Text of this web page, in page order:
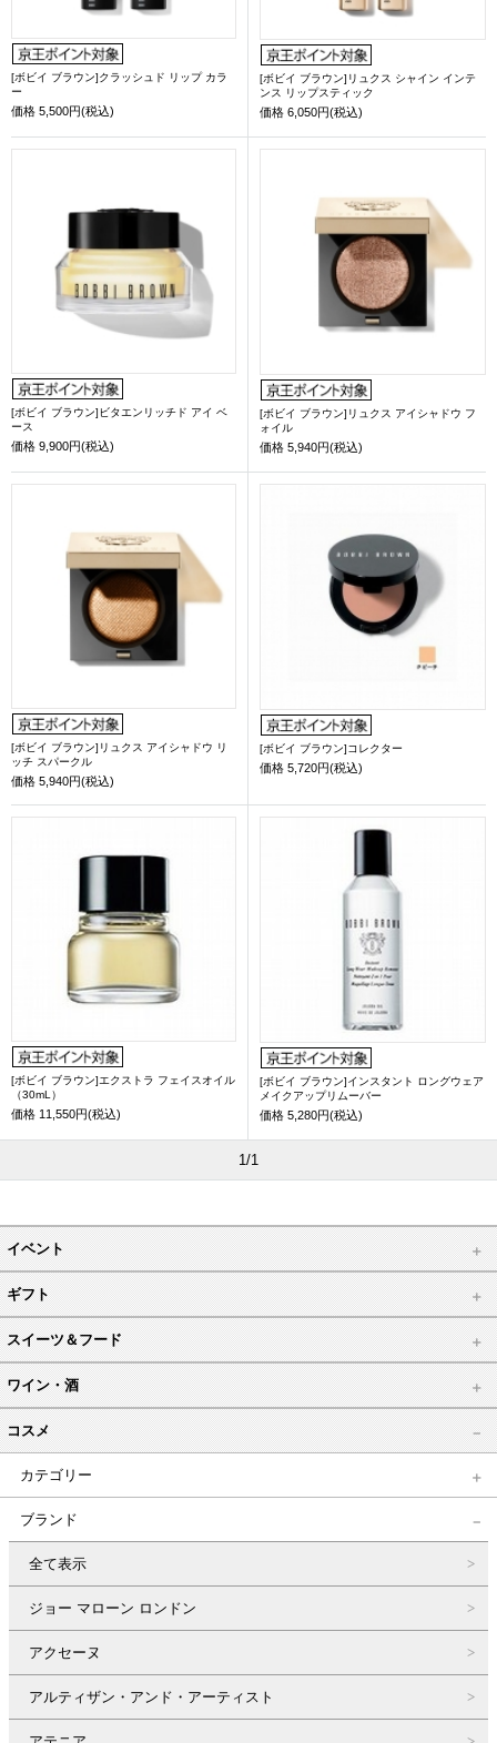
[ボビイ ブラウン]クラッシュド リップ カラ
ー
価格 5,500円(税込)
[ボビイ ブラウン]リュクス シャイン インテ
ンス リップスティック
価格 6,050円(税込)
[ボビイ ブラウン]ビタエンリッチド アイ ベ
ース
価格 9,900円(税込)
[ボビイ ブラウン]リュクス アイシャドウ フ
ォイル
価格 5,940円(税込)
[ボビイ ブラウン]リュクス アイシャドウ リ
ッチ スパークル
価格 5,940円(税込)
[ボビイ ブラウン]コレクター
価格 5,720円(税込)
[ボビイ ブラウン]エクストラ フェイスオイル
（30mL）
価格 11,550円(税込)
[ボビイ ブラウン]インスタント ロングウェア
メイクアップリムーバー
価格 5,280円(税込)
1/1
イベント
ギフト
スイーツ＆フード
ワイン・酒
コスメ
カテゴリー
ブランド
全て表示
ジョー マローン ロンドン
アクセーヌ
アルティザン・アンド・アーティスト